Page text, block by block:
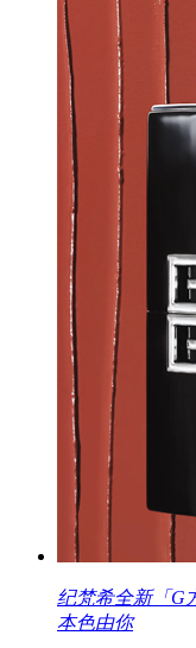
纪梵希全新「G
本色由你